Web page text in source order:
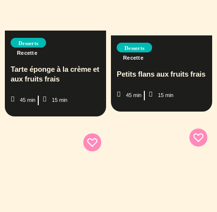
Desserts
Recette
Tarte éponge à la crème et
aux fruits frais
45 min 15 min
Desserts
Recette
Petits flans aux fruits frais
45 min 15 min